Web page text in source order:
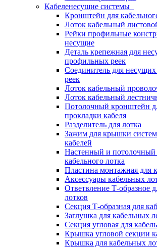
Кабеленесущие системы
Кронштейн для
Лоток кабельный
Рейки профильные
несущие
Деталь крепежная для
профильных реек
Соединитель для
реек
Лоток кабельный
Лоток кабельный
Потолочный кронштейн
прокладки кабеля
Разделитель для лотка
Зажим для крышки
кабелей
Настенный и
кабельного лотка
Пластина монтажная для
Аксессуары кабельных
Ответвление Т-образное
лотков
Секция Т-образная для
Заглушка для кабельных
Секция угловая для
Крышка угловой секции
Крышка для кабельных